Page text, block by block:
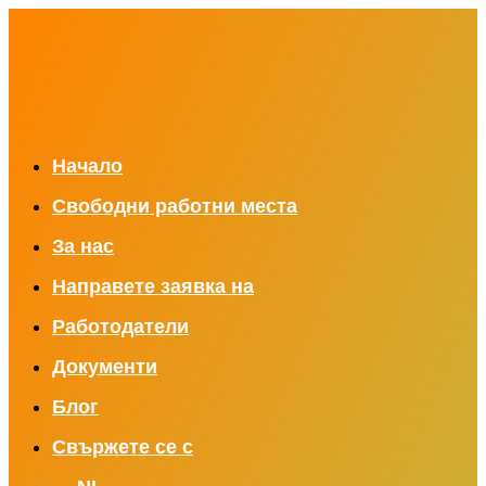
Начало
Свободни работни места
За нас
Направете заявка на
Работодатели
Документи
Блог
Свържете се с